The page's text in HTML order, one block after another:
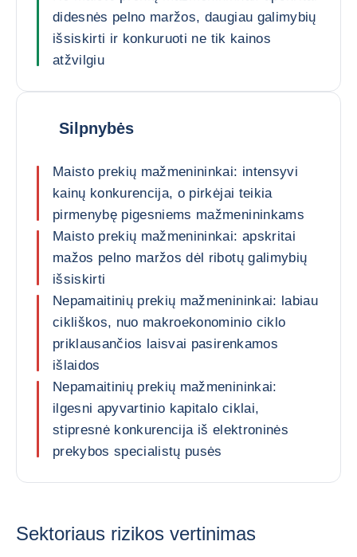
didesnės pelno maržos, daugiau galimybių
išsiskirti ir konkuruoti ne tik kainos
atžvilgiu
Silpnybės
Maisto prekių mažmenininkai: intensyvi
kainų konkurencija, o pirkėjai teikia
pirmenybę pigesniems mažmenininkams
Maisto prekių mažmenininkai: apskritai
mažos pelno maržos dėl ribotų galimybių
išsiskirti
Nepamaitinių prekių mažmenininkai: labiau
cikliškos, nuo makroekonominio ciklo
priklausančios laisvai pasirenkamos
išlaidos
Nepamaitinių prekių mažmenininkai:
ilgesni apyvartinio kapitalo ciklai,
stipresnė konkurencija iš elektroninės
prekybos specialistų pusės
Sektoriaus rizikos vertinimas